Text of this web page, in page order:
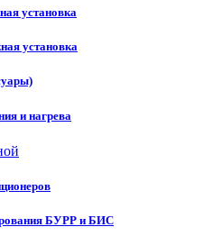
установка
установка
и нагрева
БУРР и БИС